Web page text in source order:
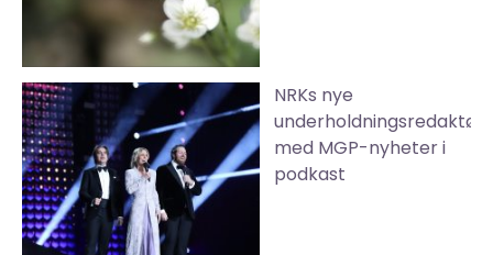
NRKs nye
underholdningsredaktør
med MGP-nyheter i
podkast